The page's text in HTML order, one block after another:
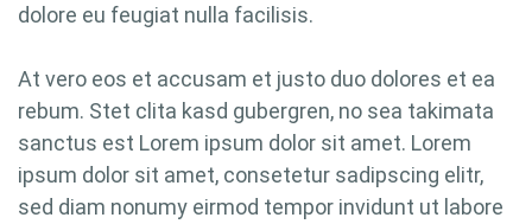
dolore eu feugiat nulla facilisis.
At vero eos et accusam et justo duo dolores et ea
rebum. Stet clita kasd gubergren, no sea takimata
sanctus est Lorem ipsum dolor sit amet. Lorem
ipsum dolor sit amet, consetetur sadipscing elitr,
sed diam nonumy eirmod tempor invidunt ut labore